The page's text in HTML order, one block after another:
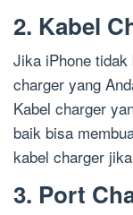
2. Kabel
Jika iPhone
charger yang
Kabel charger
baik bisa
kabel charger
3. Port